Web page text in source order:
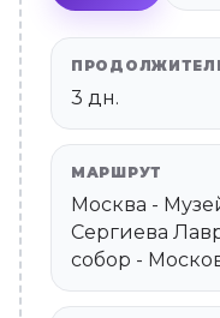
3 дн.
МАРШРУТ
Москва -
Сергиева
собор -